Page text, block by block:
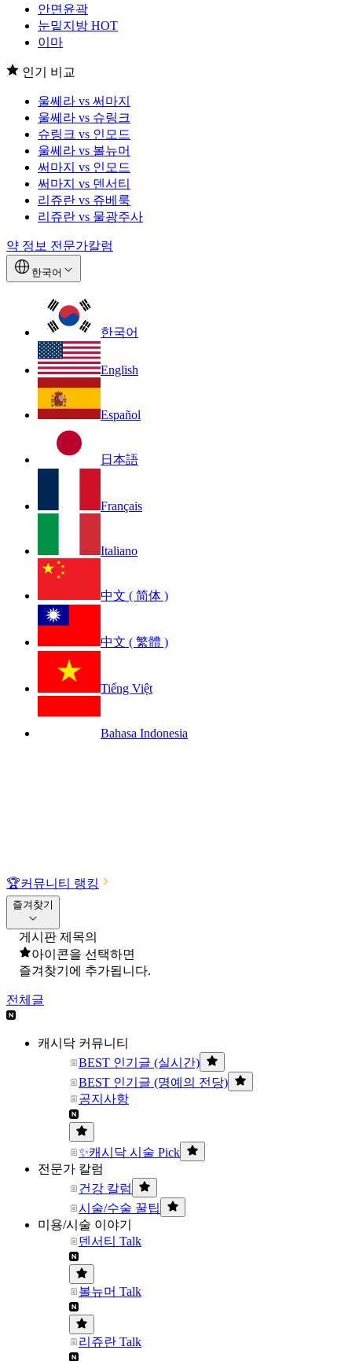
안면윤곽
눈밑지방 HOT
이마
인기 비교
울쎄라 vs 써마지
울쎄라 vs 슈링크
슈링크 vs 인모드
울쎄라 vs 볼뉴머
써마지 vs 인모드
써마지 vs 덴서티
리쥬란 vs 쥬베룩
리쥬란 vs 물광주사
약 정보 전문가칼럼
한국어
한국어
English
Español
日本語
Français
Italiano
中文 ( 简体 )
中文 ( 繁體 )
Tiếng Việt
Bahasa Indonesia
🏆커뮤니티 랭킹
즐겨찾기
게시판 제목의
아이콘을 선택하면
즐겨찾기에 추가됩니다.
전체글
캐시닥 커뮤니티
BEST 인기글 (실시간)
BEST 인기글 (명예의 전당)
공지사항
✨캐시닥 시술 Pick
전문가 칼럼
건강 칼럼
시술/수술 꿀팁
미용/시술 이야기
덴서티 Talk
볼뉴머 Talk
리쥬란 Talk